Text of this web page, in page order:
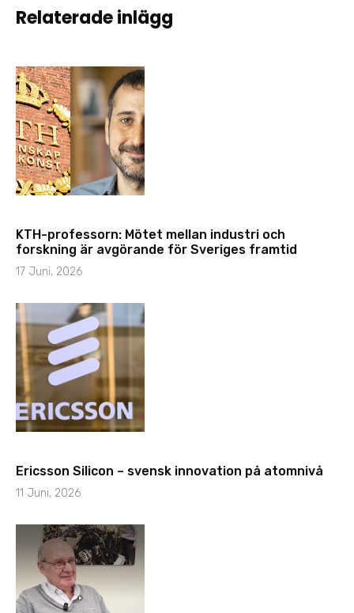
Relaterade inlägg
KTH-professorn: Mötet mellan industri och
forskning är avgörande för Sveriges framtid
17 Juni, 2026
Ericsson Silicon – svensk innovation på atomnivå
11 Juni, 2026